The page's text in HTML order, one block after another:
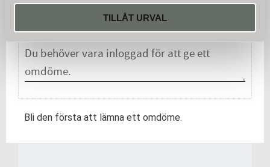
TILLÅT URVAL
Du
Bli den första att lämna ett omdöme.